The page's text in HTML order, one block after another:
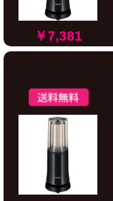
￥7,381